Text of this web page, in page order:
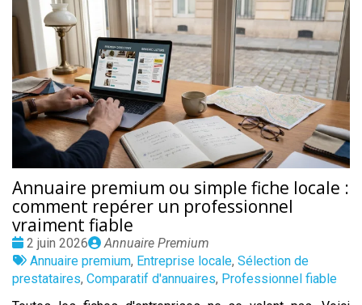
Annuaire premium ou simple fiche locale :
comment repérer un professionnel
vraiment fiable
Date
:
2 juin 2026
Publié
par
Annuaire Premium
Tags
:
Annuaire premium, Entreprise locale, Sélection de
prestataires, Comparatif d'annuaires, Professionnel fiable